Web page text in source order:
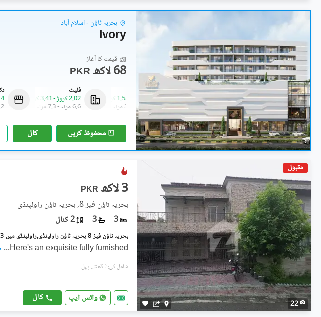
بحریہ ٹاؤن - اسلام آباد
Ivory
قیمت کا آغاز
PKR 68 لاکھ
فلیٹ
2.02 کروڑ
- 3.41 کروڑ
6.6 مرلہ
-7.3 مرلہ
فلیٹ
1.23 کروڑ
1.58 کروڑ
3.3 مرلہ
- 3.8 مرلہ
محفوظ کریں کال
مقبول
22
PKR 3 لاکھ
بحریہ ٹاؤن فیز 8, بحریہ ٹاؤن راولپنڈی
3
3 2 کنال
Here's an exquisite fully furnished
...
شامل کی:3 گھنٹے پہل
واٹس ایپ کال